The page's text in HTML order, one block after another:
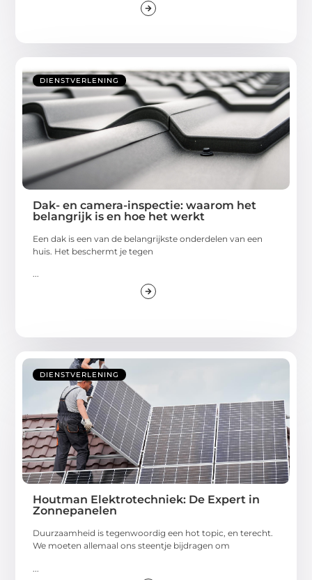
DIENSTVERLENING
Dak- en camera-inspectie: waarom het
belangrijk is en hoe het werkt
Een dak is een van de belangrijkste onderdelen van een
huis. Het beschermt je tegen
...
DIENSTVERLENING
Houtman Elektrotechniek: De Expert in
Zonnepanelen
Duurzaamheid is tegenwoordig een hot topic, en terecht.
We moeten allemaal ons steentje bijdragen om